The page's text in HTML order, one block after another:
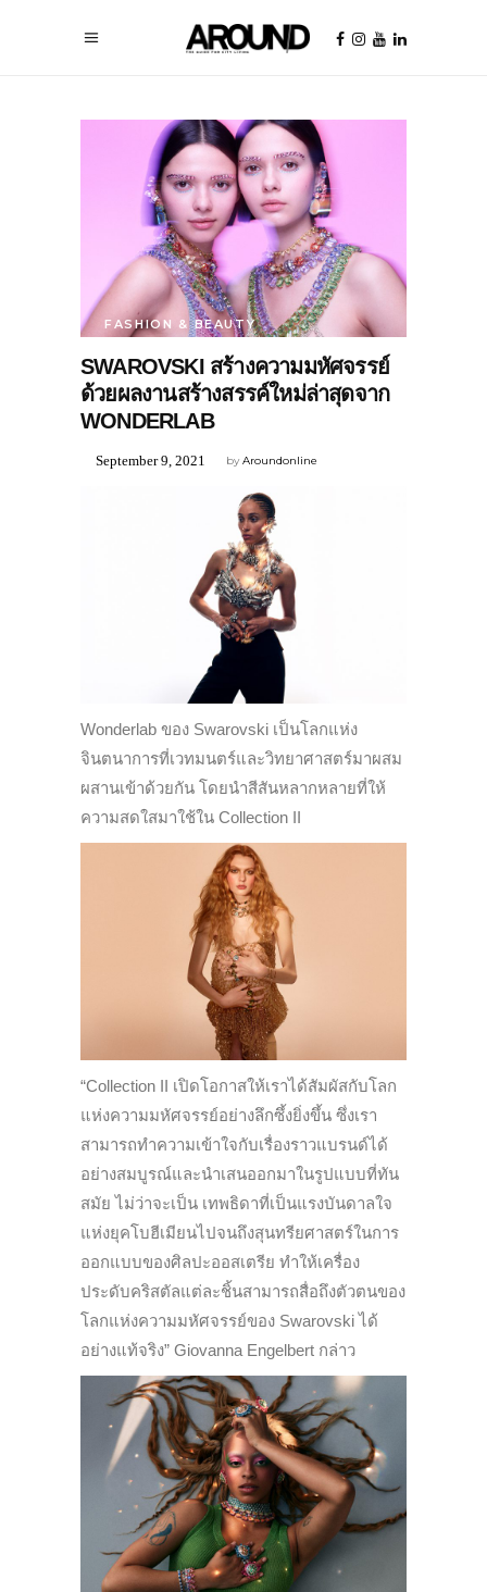
FASHION & BEAUTY
SWAROVSKI สร้างความมหัศจรรย์
ด้วยผลงานสร้างสรรค์ใหม่ล่าสุดจาก
WONDERLAB
byAroundonline
September 9, 2021
Wonderlab ของ Swarovski เป็นโลกแห่ง
จินตนาการที่เวทมนตร์และวิทยาศาสตร์มาผสม
ผสานเข้าด้วยกัน โดยนำสีสันหลากหลายที่ให้
ความสดใสมาใช้ใน Collection II
“Collection II เปิดโอกาสให้เราได้สัมผัสกับโลก
แห่งความมหัศจรรย์อย่างลึกซึ้งยิ่งขึ้น ซึ่งเรา
สามารถทำความเข้าใจกับเรื่องราวแบรนด์ได้
อย่างสมบูรณ์และนำเสนออกมาในรูปแบบที่ทัน
สมัย ไม่ว่าจะเป็น เทพธิดาที่เป็นแรงบันดาลใจ
แห่งยุคโบฮีเมียนไปจนถึงสุนทรียศาสตร์ในการ
ออกแบบของศิลปะออสเตรีย ทำให้เครื่อง
ประดับคริสตัลแต่ละชิ้นสามารถสื่อถึงตัวตนของ
โลกแห่งความมหัศจรรย์ของ Swarovski ได้
อย่างแท้จริง” Giovanna Engelbert กล่าว